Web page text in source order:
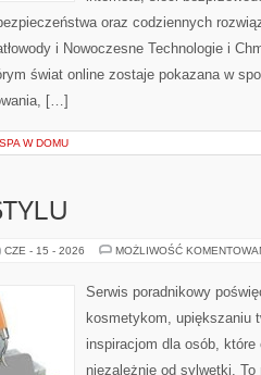
oraz codziennych
i Nowoczesne Technologie i
świat online zostaje pokazana w
[…]
W DOMU
CZE - 15 - 2026 MOŻLIWOŚĆ
Serwis poradnikowy
kosmetykom, upiększaniu
inspiracjom dla osób,
niezależnie od sylwetki.